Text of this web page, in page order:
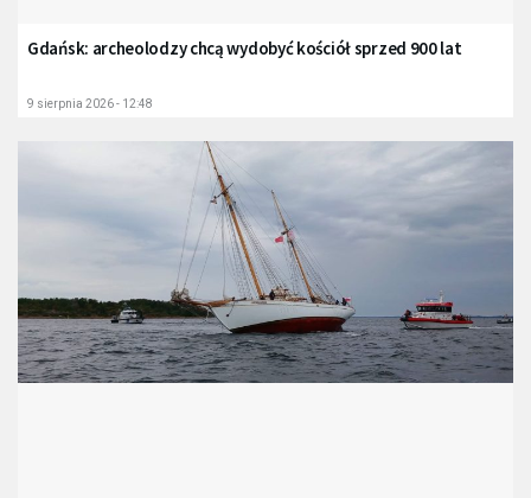
Gdańsk: archeolodzy chcą wydobyć kościół sprzed 900 lat
9 sierpnia 2026 - 12:48